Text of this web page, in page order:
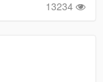
13234